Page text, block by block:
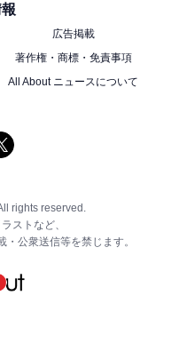
広告掲載
著作権・商標・免責事項
All About ニュースについて
rights reserved.
ストなど、
公衆送信等を禁じます。